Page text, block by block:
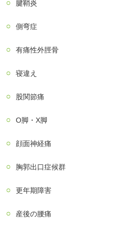
腱鞘炎
側弯症
有痛性外脛骨
寝違え
股関節痛
О脚・X脚
顔面神経痛
胸郭出口症候群
更年期障害
産後の腰痛